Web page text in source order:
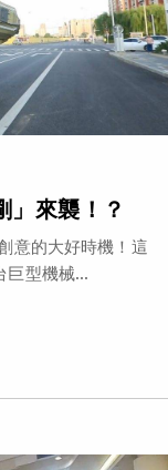
」來襲！？
意的大好時機！這
巨型機械...